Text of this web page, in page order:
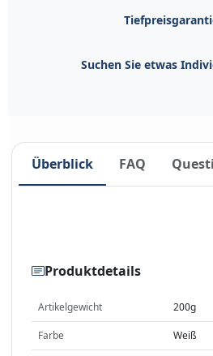
Suchen Sie etwas
Überblick FAQ
Produktdetails
Artikelgewicht 200g
Farbe Weiß